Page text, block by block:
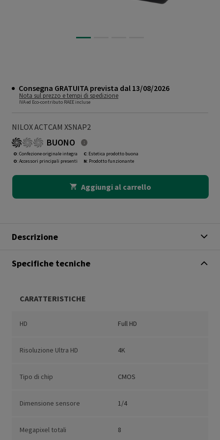
Consegna GRATUITA prevista dal 13/08/2026
Nota sul prezzo e tempi di spedizione
IVA ed Eco-contributo RAEE incluse
NILOX ACTCAM XSNAP2
BUONO
O: Confezione originale integra
O: Accessori principali presenti
C: Estetica prodotto buona
N: Prodotto funzionante
Aggiungi al carrello
Descrizione
Specifiche tecniche
CARATTERISTICHE
HD Full HD
Risoluzione Ultra HD 4K
Tipo di chip CMOS
Dimensione sensore 1/4
Megapixel totali 8